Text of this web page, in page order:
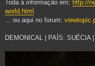
e
Toda a informação em: http://
world.html
... ou aqui no forum:
DEMONICAL | PAÍS: SUÉCIA